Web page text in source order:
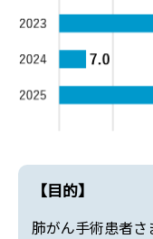
【目的】
肺がん手術患者